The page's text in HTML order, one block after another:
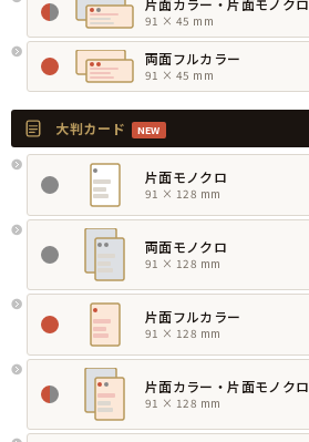
片面カラー・片面モノクロ
91 × 45 mm
両面フルカラー
91 × 45 mm
大判カード NEW
片面モノクロ
91 × 128 mm
両面モノクロ
91 × 128 mm
片面フルカラー
91 × 128 mm
片面カラー・片面モノクロ
91 × 128 mm